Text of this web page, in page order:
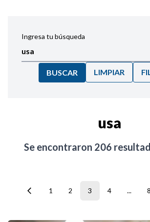
Ingresa tu búsqueda
BUSCAR LIMPIAR
usa
Se encontraron 206
1 2 3 4 ... 8